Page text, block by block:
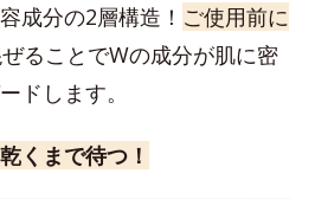
成分の2層構造！ ご使用前に
ることでWの成分が肌に密
ドします。
くまで待つ！